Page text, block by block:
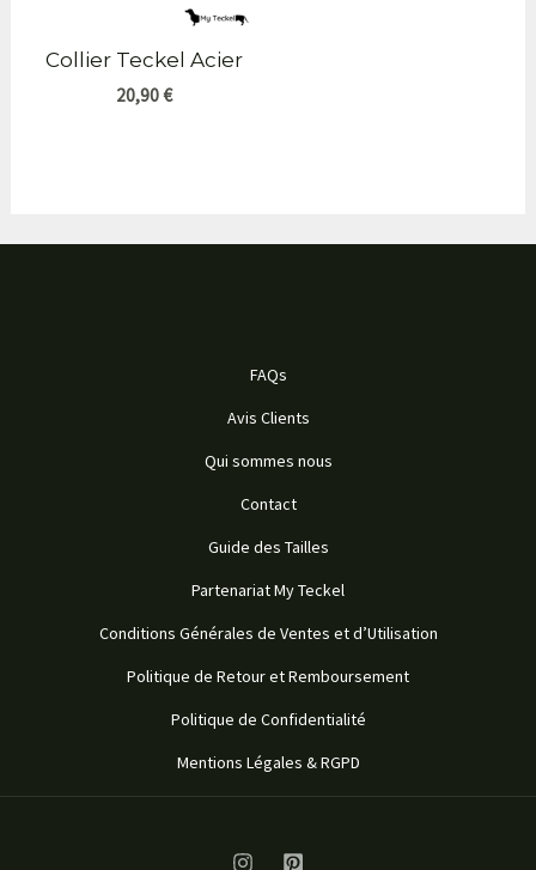
Collier Teckel Acier
20,90€
FAQs
Avis Clients
Qui sommes nous
Contact
Guide des Tailles
Partenariat My Teckel
Conditions Générales de Ventes et d’Utilisation
Politique de Retour et Remboursement
Politique de Confidentialité
Mentions Légales & RGPD